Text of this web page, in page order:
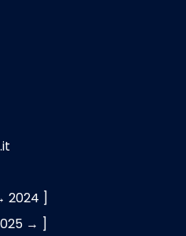
2024 ]
→ ]